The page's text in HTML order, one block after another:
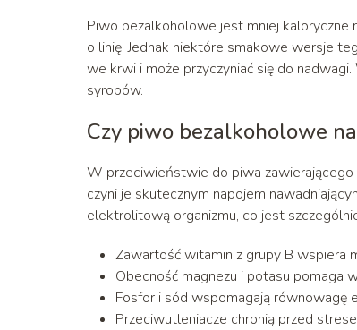
Piwo bezalkoholowe jest mniej kaloryczne
o linię. Jednak niektóre smakowe wersje
we krwi i może przyczyniać się do
syropów.
Czy piwo bezalkoholowe
W przeciwieństwie do piwa
czyni je skutecznym napojem
elektrolitową organizmu, co jest
Zawartość witamin z grupy B wspiera
Obecność magnezu i potasu pomaga
Fosfor i sód wspomagają równowagę
Przeciwutleniacze chronią przed